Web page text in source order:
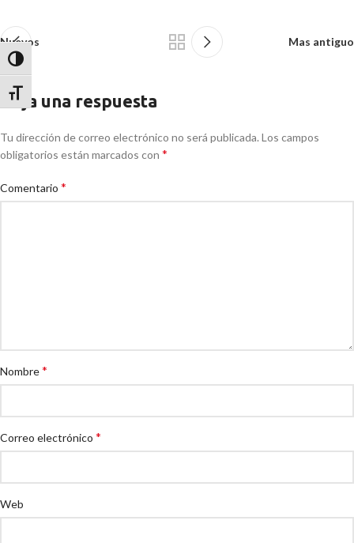
Alternar alto contraste
Alternar tamaño de letra
Nuevos Mas antiguo
Deja una respuesta
Tu dirección de correo electrónico no será publicada. Los campos
obligatorios están marcados con *
Comentario *
Nombre*
Correo electrónico *
Web